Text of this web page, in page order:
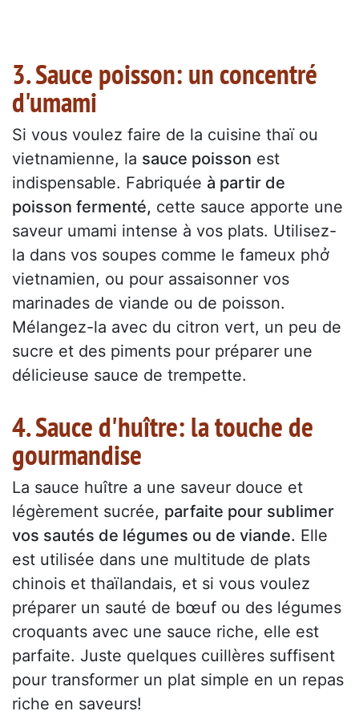
3. Sauce poisson: un concentré
d'umami
Si vous voulez faire de la cuisine thaï ou
vietnamienne, la sauce poisson est
indispensable. Fabriquée à partir de
poisson fermenté, cette sauce apporte une
saveur umami intense à vos plats. Utilisez-
la dans vos soupes comme le fameux phở
vietnamien, ou pour assaisonner vos
marinades de viande ou de poisson.
Mélangez-la avec du citron vert, un peu de
sucre et des piments pour préparer une
délicieuse sauce de trempette.
4. Sauce d'huître: la touche de
gourmandise
La sauce huître a une saveur douce et
légèrement sucrée, parfaite pour sublimer
vos sautés de légumes ou de viande. Elle
est utilisée dans une multitude de plats
chinois et thaïlandais, et si vous voulez
préparer un sauté de bœuf ou des légumes
croquants avec une sauce riche, elle est
parfaite. Juste quelques cuillères suffisent
pour transformer un plat simple en un repas
riche en saveurs!